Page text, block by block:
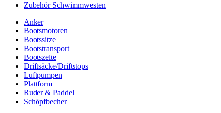
Zubehör Schwimmwesten
Anker
Bootsmotoren
Bootssitze
Bootstransport
Bootszelte
Driftsäcke/Driftstops
Luftpumpen
Plattform
Ruder & Paddel
Schöpfbecher